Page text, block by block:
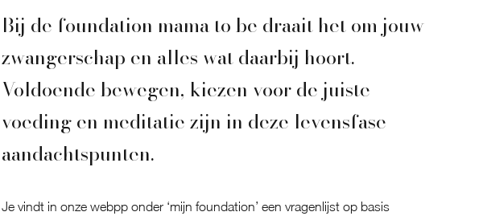
Bij de foundation mama to be draait het om jouw
zwangerschap en alles wat daarbij hoort.
Voldoende bewegen, kiezen voor de juiste
voeding en meditatie zijn in deze levensfase
aandachtspunten.
Je vindt in onze webpp onder ‘mijn foundation’ een vragenlijst op basis